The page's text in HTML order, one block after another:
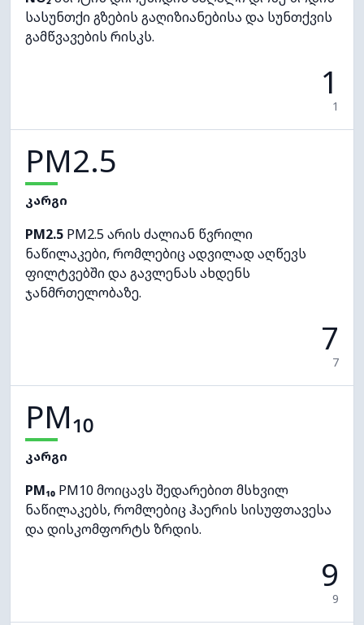
სასუნთქი გზების გაღიზიანებისა და სუნთქვის
გამწვავების რისკს.
1
1
PM2.5
კარგი
PM2.5 PM2.5 არის ძალიან წვრილი
ნაწილაკები, რომლებიც ადვილად აღწევს
ფილტვებში და გავლენას ახდენს
ჯანმრთელობაზე.
7
7
PM₁₀
კარგი
PM₁₀ PM10 მოიცავს შედარებით მსხვილ
ნაწილაკებს, რომლებიც ჰაერის სისუფთავესა
და დისკომფორტს ზრდის.
9
9